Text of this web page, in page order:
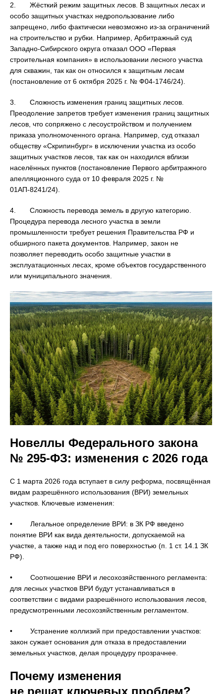
2. Жёсткий режим защитных лесов. В защитных лесах и
особо защитных участках недропользование либо
запрещено, либо фактически невозможно из-за ограничений
на строительство и рубки. Например, Арбитражный суд
Западно-Сибирского округа отказал ООО «Первая
строительная компания» в использовании лесного участка
для скважин, так как он относился к защитным лесам
(постановление от 6 октября 2025 г. № Ф04-1746/24).
3. Сложность изменения границ защитных лесов.
Преодоление запретов требует изменения границ защитных
лесов, что сопряжено с лесоустройством и получением
приказа уполномоченного органа. Например, суд отказал
обществу «Скрипинбург» в исключении участка из особо
защитных участков лесов, так как он находился вблизи
населённых пунктов (постановление Первого арбитражного
апелляционного суда от 10 февраля 2025 г. №
01АП-8241/24).
4. Сложность перевода земель в другую категорию.
Процедура перевода лесного участка в земли
промышленности требует решения Правительства РФ и
обширного пакета документов. Например, закон не
позволяет переводить особо защитные участки в
эксплуатационных лесах, кроме объектов государственного
или муниципального значения.
Новеллы Федерального закона
№ 295-ФЗ: изменения с 2026 года
С 1 марта 2026 года вступает в силу реформа, посвящённая
видам разрешённого использования (ВРИ) земельных
участков. Ключевые изменения:
• Легальное определение ВРИ: в ЗК РФ введено
понятие ВРИ как вида деятельности, допускаемой на
участке, а также над и под его поверхностью (п. 1 ст. 14.1 ЗК
РФ).
• Соотношение ВРИ и лесохозяйственного регламента:
для лесных участков ВРИ будут устанавливаться в
соответствии с видами разрешённого использования лесов,
предусмотренными лесохозяйственным регламентом.
• Устранение коллизий при предоставлении участков:
закон сужает основания для отказа в предоставлении
земельных участков, делая процедуру прозрачнее.
Почему изменения
не решат ключевых проблем?